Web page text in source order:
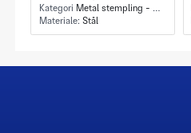
Kategori Metal stempling - Deep draw
Materiale: Stål